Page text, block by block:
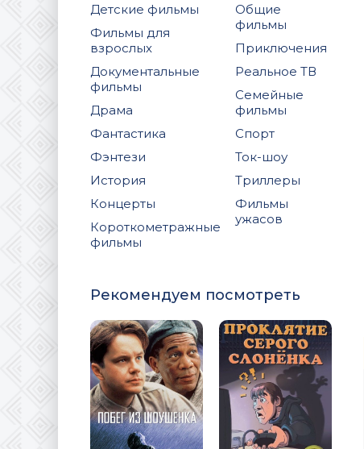
Детские фильмы
Фильмы для
взрослых
Документальные
фильмы
Драма
Фантастика
Фэнтези
История
Концерты
Короткометражные
фильмы
Общие
фильмы
Приключения
Реальное ТВ
Семейные
фильмы
Спорт
Ток-шоу
Триллеры
Фильмы
ужасов
Рекомендуем посмотреть